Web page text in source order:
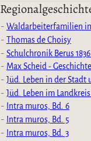
Waldarbeiterfamilien
Thomas de Choisy
Schulchronik Berus
Max Scheid -
Jüd. Leben in der Stadt
Jüd. Leben im
Intra muros, Bd. 6
Intra muros, Bd. 5
Intra muros, Bd. 3